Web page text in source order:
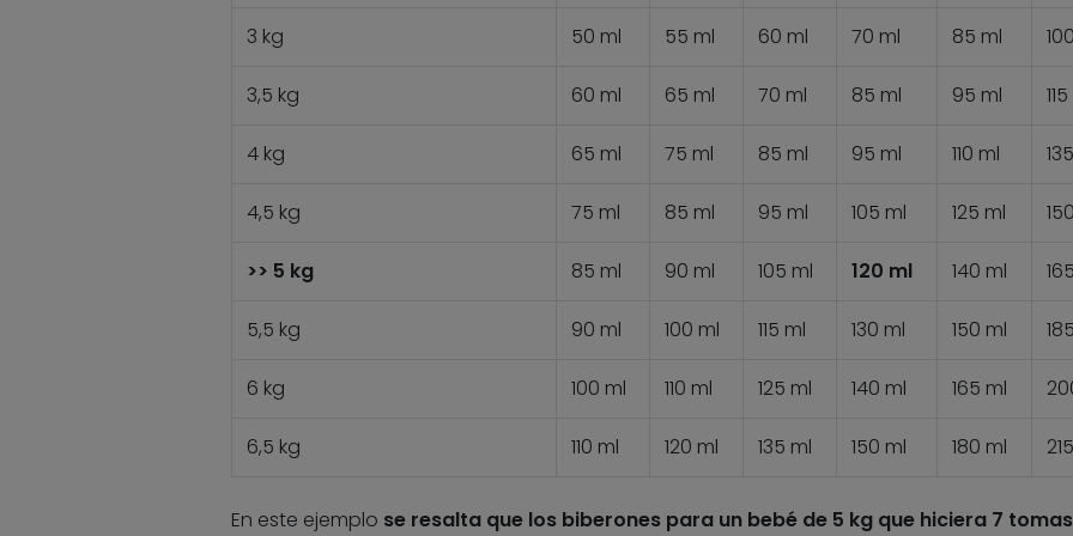
3 kg 50 ml 55 ml 60 ml 70 ml 85 ml
3,5 kg 60 ml 65 ml 70 ml 85 ml 95 ml
4 kg 65 ml 75 ml 85 ml 95 ml 110 ml
4,5 kg 75 ml 85 ml 95 ml 105 ml 125 ml
>> 5 kg 85 ml 90 ml 105 ml 120 ml 140 ml
5,5 kg 90 ml 100 ml 115 ml 130 ml 150 ml
6 kg 100 ml 110 ml 125 ml 140 ml 165 ml
6,5 kg 110 ml 120 ml 135 ml 150 ml 180 ml
En este ejemplo se resalta que los biberones para un bebé de 5 kg que hiciera 7 tomas